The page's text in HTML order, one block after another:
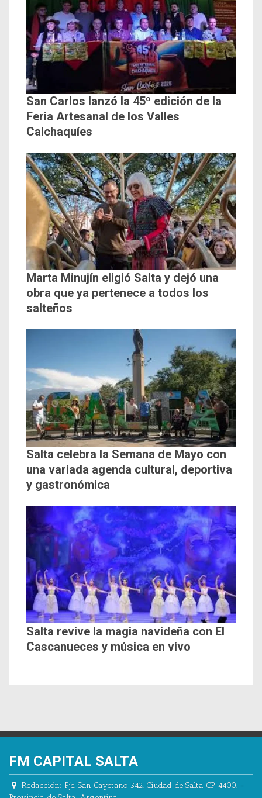
San Carlos lanzó la 45º edición de la
Feria Artesanal de los Valles
Calchaquíes
Marta Minujín eligió Salta y dejó una
obra que ya pertenece a todos los
salteños
Salta celebra la Semana de Mayo con
una variada agenda cultural, deportiva
y gastronómica
Salta revive la magia navideña con El
Cascanueces y música en vivo
FM CAPITAL SALTA
Redacción: Pje. San Cayetano 542. Ciudad de Salta CP 4400. -